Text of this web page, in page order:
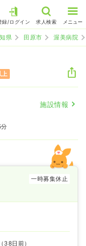
録/ログイン 求人検索 メニュー
県 田原市 渥美病院
施設情報
一時募集休止
日前）